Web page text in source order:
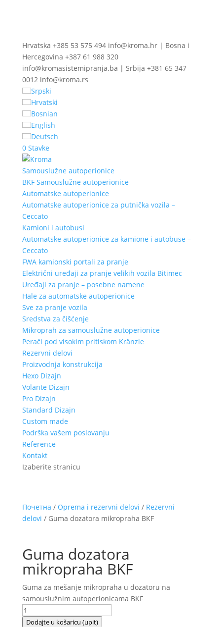
Hrvatska +385 53 575 494 info@kroma.hr | Bosna i
Hercegovina +387 61 988 320
info@kromasistemipranja.ba | Srbija +381 65 347
0012 info@kroma.rs
Srpski
Hrvatski
Bosnian
English
Deutsch
0 Stavke
Samouslužne autoperionice
BKF Samouslužne autoperionice
Automatske autoperionice
Automatske autoperionice za putnička vozila –
Ceccato
Kamioni i autobusi
Automatske autoperionice za kamione i autobuse –
Ceccato
FWA kamionski portali za pranje
Električni uređaji za pranje velikih vozila Bitimec
Uređaji za pranje – posebne namene
Hale za automatske autoperionice
Sve za pranje vozila
Sredstva za čišćenje
Mikroprah za samouslužne autoperionice
Perači pod visokim pritiskom Kränzle
Rezervni delovi
Proizvodnja konstrukcija
Hexo Dizajn
Volante Dizajn
Pro Dizajn
Standard Dizajn
Custom made
Podrška vašem poslovanju
Reference
Kontakt
Izaberite stranicu
Почетна / Oprema i rezervni delovi / Rezervni
delovi / Guma dozatora mikropraha BKF
Guma dozatora
mikropraha BKF
Guma za mešanje mikropraha u dozatoru na
samouslužnim autoperionicama BKF
Guma
dozatora
Dodajte u košaricu (upit)